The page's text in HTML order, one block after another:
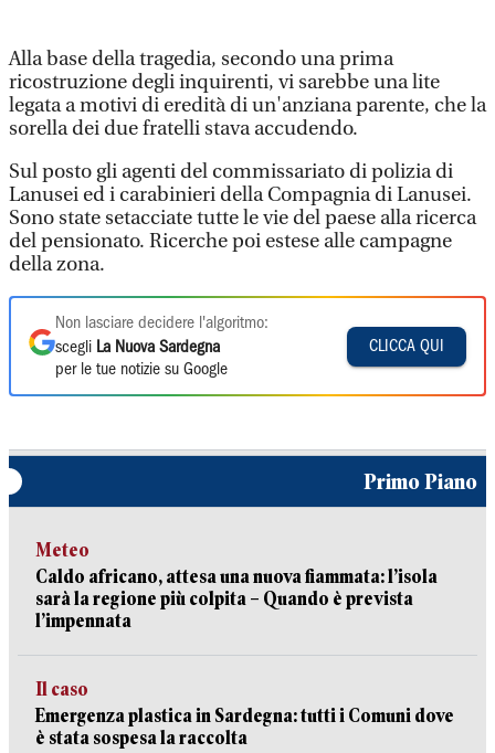
Alla base della tragedia, secondo una prima
ricostruzione degli inquirenti, vi sarebbe una lite
legata a motivi di eredità di un'anziana parente, che la
sorella dei due fratelli stava accudendo.
Sul posto gli agenti del commissariato di polizia di
Lanusei ed i carabinieri della Compagnia di Lanusei.
Sono state setacciate tutte le vie del paese alla ricerca
del pensionato. Ricerche poi estese alle campagne
della zona.
Non lasciare decidere l'algoritmo:
scegli La Nuova Sardegna
per le tue notizie su Google
CLICCA QUI
Primo Piano
Meteo
Caldo africano, attesa una nuova fiammata: l’isola
sarà la regione più colpita – Quando è prevista
l’impennata
Il caso
Emergenza plastica in Sardegna: tutti i Comuni dove
è stata sospesa la raccolta